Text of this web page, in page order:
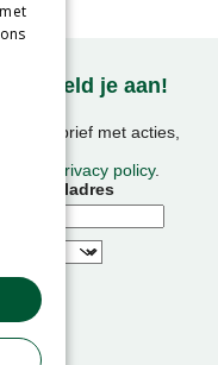
Meld je aan!
nieuwsbrief met acties,
onze
privacy policy.
E-mailadres